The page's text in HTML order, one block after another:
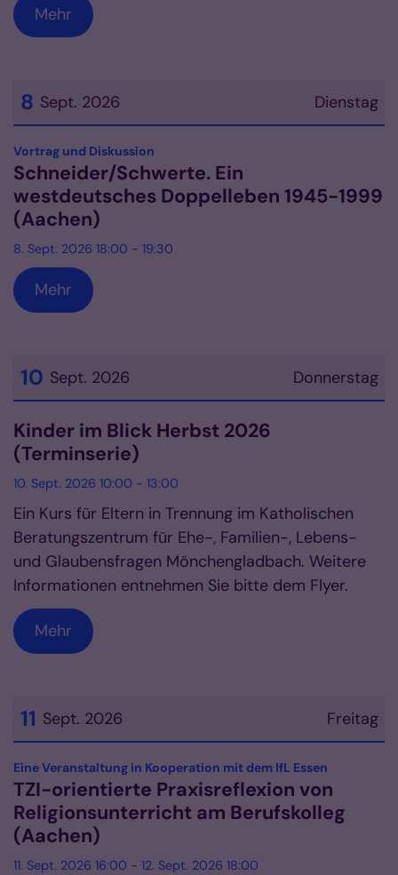
Mehr
Dienstag
8 Sept. 2026
Datum: 8. September 2026
Vortrag und Diskussion
Schneider/Schwerte. Ein
westdeutsches Doppelleben 1945-1999
(Aachen)
8. Sept. 2026 18:00 - 19:30
Mehr
Donnerstag
10 Sept. 2026
Datum: 10. September 2026
Kinder im Blick Herbst 2026
(Terminserie)
10. Sept. 2026 10:00 - 13:00
Ein Kurs für Eltern in Trennung im Katholischen
Beratungszentrum für Ehe-, Familien-, Lebens-
und Glaubensfragen Mönchengladbach. Weitere
Informationen entnehmen Sie bitte dem Flyer.
Mehr
Freitag
11 Sept. 2026
Datum: 11. September 2026
Eine Veranstaltung in Kooperation mit dem IfL Essen
TZI-orientierte Praxisreflexion von
Religionsunterricht am Berufskolleg
(Aachen)
11. Sept. 2026 16:00 - 12. Sept. 2026 18:00